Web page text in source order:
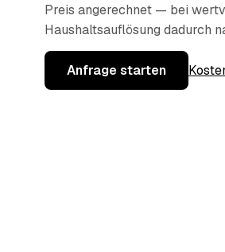
Preis angerechnet — bei
Haushaltsauflösung dadurch
Anfrage starten